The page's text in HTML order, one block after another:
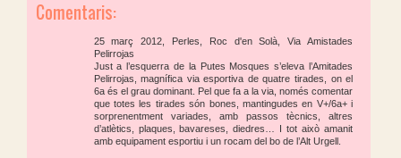
Comentaris:
25 març 2012, Perles, Roc d'en Solà, Via Amistades
Pelirrojas
Just a l’esquerra de la Putes Mosques s’eleva l’Amitades
Pelirrojas, magnífica via esportiva de quatre tirades, on el
6a és el grau dominant. Pel que fa a la via, només comentar
que totes les tirades són bones, mantingudes en V+/6a+ i
sorprenentment variades, amb passos tècnics, altres
d’atlètics, plaques, bavareses, diedres… I tot això amanit
amb equipament esportiu i un rocam del bo de l’Alt Urgell.